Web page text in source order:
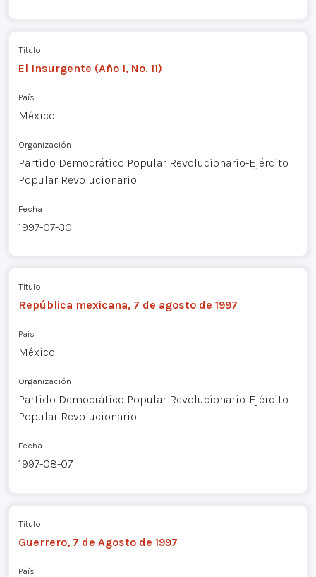
Título
El Insurgente (Año I, No. 11)
País
México
Organización
Partido Democrático Popular Revolucionario-Ejército
Popular Revolucionario
Fecha
1997-07-30
Título
República mexicana, 7 de agosto de 1997
País
México
Organización
Partido Democrático Popular Revolucionario-Ejército
Popular Revolucionario
Fecha
1997-08-07
Título
Guerrero, 7 de Agosto de 1997
País